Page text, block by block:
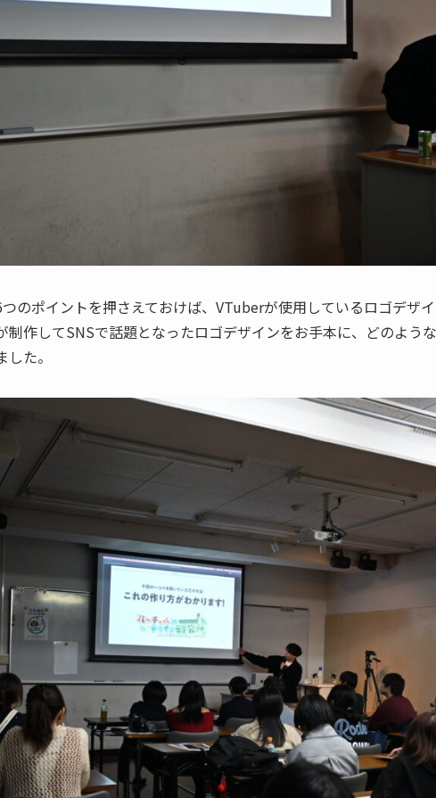
のポイントを押さえておけば、VTuberが使用しているロゴデザ
制作してSNSで話題となったロゴデザインをお手本に、どのよう
た。